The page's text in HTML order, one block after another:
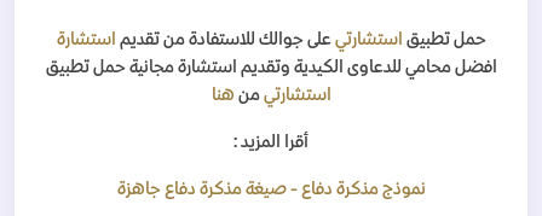
حمل تطبيق استشارتيعلى جوالك للاستفادة من تقديم استشارة
افضل محامي للدعاوى الكيدية وتقديم استشارة مجانية حمل تطبيق
استشارتيمن هنا
أقرا المزيد :
نموذج مذكرة دفاع - صيغة مذكرة دفاع جاهزة